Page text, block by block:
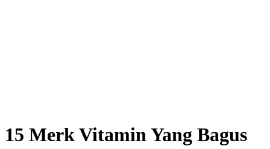
15 Merk Vitamin Yang Bagus